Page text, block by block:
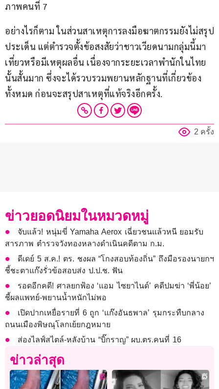
ภาพคนที่ 7
อย่างไรก็ตาม ในส่วนสาเหตุการลงมือฆาตกรรมยังไม่สรุป
ประเด็น แต่ตำรวจตั้งข้อสงสัยว่าชาวเวียดนามกลุ่มนี้มา
เที่ยวหรือมีเหตุผลอื่น เนื่องจากระยะเวลาพำนักในไทย
นั้นสั้นมาก ซึ่งจะได้รวบรวมพยานหลักฐานที่เกี่ยวข้อง
ทั้งหมด ก่อนจะสรุปสาเหตุที่แท้จริงอีกครั้ง.
2 ครั้ง
ข่าวยอดนิยมในหมวดหมู่
จับแล้ว! หนุ่มขี่ Yamaha Aerox เฉี่ยวชนแล้วหนี ยอมรับ
สารภาพ ตำรวจวังทองหลางดำเนินคดีตาม ก.ม.
ดีเดย์ 5 ส.ค.! ตร. ชงผล “โกงสอบท้องถิ่น” ถึงมือรองนายกฯ
ชี้ชะตาแก๊งรั่วข้อสอบส่ง ป.ป.ช. ฟัน
รอดอีกคดี! ศาลยกฟ้อง ‘แอม ไซยาไนด์’ คดีปมฆ่า ‘พี่น้อย’
ชี้ผลแพทย์-พยานน้ำหนักไม่พอ
เปิดปากเหยื่อรายที่ 6 ถูก ‘แก๊งอันธพาล’ รุมกระทืบกลาง
ถนนเมืองพิษณุโลกเย้ยกฎหมาย
ส่องไลฟ์สไตล์-หลังบ้าน “บิ๊กราญ” ผบ.ตร.คนที่ 16
ข่าวล่าสุด